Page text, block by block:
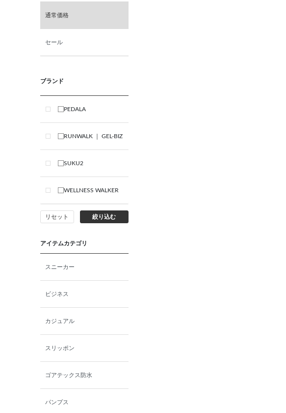
通常価格
セール
ブランド
PEDALA
RUNWALK ｜ GEL-BIZ
SUKU2
WELLNESS WALKER
リセット 絞り込む
アイテムカテゴリ
スニーカー
ビジネス
カジュアル
スリッポン
ゴアテックス防水
パンプス